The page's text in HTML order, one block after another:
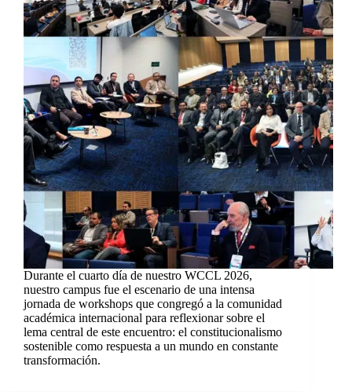
Durante el cuarto día de nuestro WCCL 2026,
nuestro campus fue el escenario de una intensa
jornada de workshops que congregó a la comunidad
académica internacional para reflexionar sobre el
lema central de este encuentro: el constitucionalismo
sostenible como respuesta a un mundo en constante
transformación.